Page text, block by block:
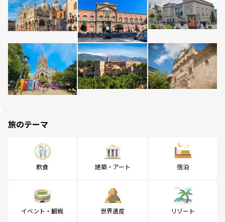
旅のテーマ
飲食 建築・アート 宿泊
イベント・観戦 世界遺産 リゾート